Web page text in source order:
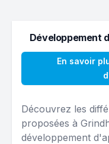
Développement
En savoir
Découvrez les
proposées à
développement